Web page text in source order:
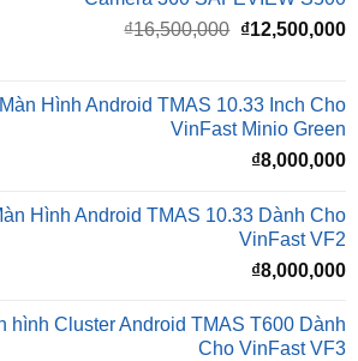
₫16,500,000.
Màn Hình Android TMAS 10.33 Inch Cho
₫8,000,000
Hình Android TMAS 10.33 Dành Cho
₫8,000,000
hình Cluster Android TMAS T600 Dành
₫10,800,000